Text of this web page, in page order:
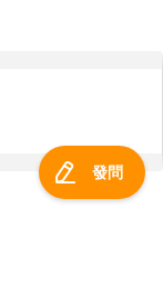
發問